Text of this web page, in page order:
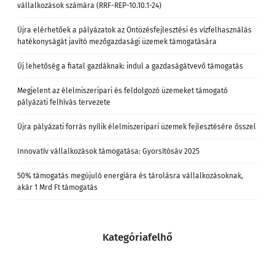
vállalkozások számára (RRF-REP-10.10.1-24)
Újra elérhetőek a pályázatok az Öntözésfejlesztési és vízfelhasználás
hatékonyságát javító mezőgazdasági üzemek támogatására
Új lehetőség a fiatal gazdáknak: indul a gazdaságátvevő támogatás
Megjelent az élelmiszeripari és feldolgozó üzemeket támogató
pályázati felhívás tervezete
Újra pályázati forrás nyílik élelmiszeripari üzemek fejlesztésére ősszel
Innovatív vállalkozások támogatása: Gyorsítósáv 2025
50% támogatás megújuló energiára és tárolásra vállalkozásoknak,
akár 1 Mrd Ft támogatás
Kategóriafelhő